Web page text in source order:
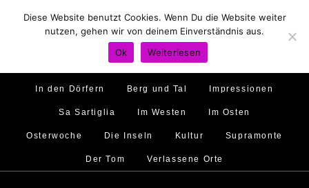
Hirtenland Traumstrände Feste feiern
Golfo di Orosei Im Norden
Murales Ambiente
In den Dörfern Berg und Tal Impressionen
Sa Sartiglia Im Westen Im Osten
Osterwoche Die Inseln Kultur Supramonte
Der Tom Verlassene Orte
Diese Website benutzt Cookies. Wenn Du die Website weiter
nutzen, gehen wir von deinem Einverständnis aus.
Ok
Weiterlesen